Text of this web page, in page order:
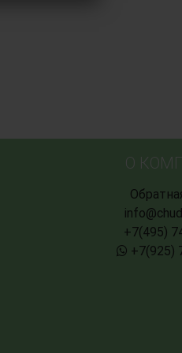
О
+7(495)
+7(925)